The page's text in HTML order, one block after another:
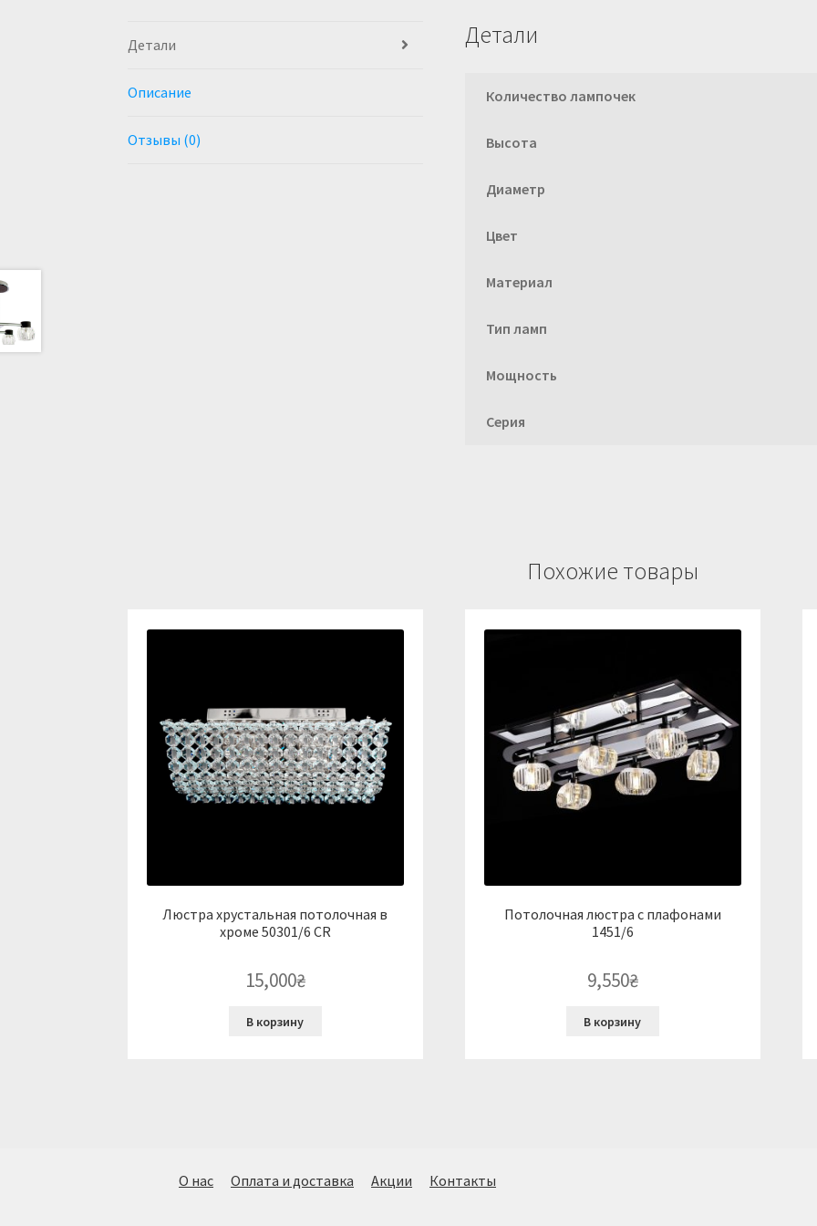
Детали
Описание
Отзывы (0)
Детали
Количество лампочек
Высота
Диаметр
Цвет
Материал
Тип ламп
Мощность
Серия
Похожие товары
Люстра хрустальная потолочная в
хроме 50301/6 CR
15,000₴
В корзину
Потолочная люстра с плафонами
1451/6
9,550₴
В корзину
О нас Оплата и доставка Акции Контакты